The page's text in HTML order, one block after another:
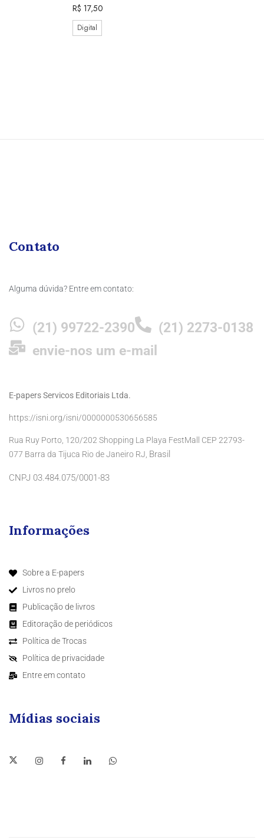
R$ 17,50
Digital
Contato
Alguma dúvida? Entre em contato:
(21) 99722-2390
(21) 2273-0138
envie-nos um e-mail
E-papers Servicos Editoriais Ltda.
https://isni.org/isni/0000000530656585
Rua Ruy Porto, 120/202 Shopping La Playa FestMall CEP 22793-
077 Barra da Tijuca Rio de Janeiro RJ, Brasil
CNPJ 03.484.075/0001-83
Informações
Sobre a E-papers
Livros no prelo
Publicação de livros
Editoração de periódicos
Política de Trocas
Política de privacidade
Entre em contato
Mídias sociais